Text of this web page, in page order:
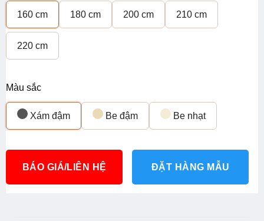
160 cm 180 cm 200 cm 210 cm
220 cm
Màu sắc
Xám đậm Be đậm Be nhạt
BÁO GIÁ/LIÊN HỆ ĐẶT HÀNG MẪU